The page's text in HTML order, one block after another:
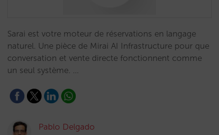
Sarai est votre moteur de réservations en langage
naturel. Une pièce de Mirai AI Infrastructure pour que
conversation et vente directe fonctionnent comme
un seul système. …
Pablo Delgado